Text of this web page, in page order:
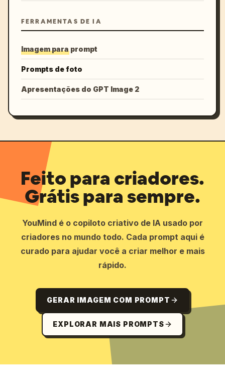
FERRAMENTAS DE IA
Imagem para prompt
Prompts de foto
Apresentações do GPT Image 2
Feito para criadores.
Grátis para sempre.
YouMind é o copiloto criativo de IA usado por
criadores no mundo todo. Cada prompt aqui é
curado para ajudar você a criar melhor e mais
rápido.
GERAR IMAGEM COM PROMPT
EXPLORAR MAIS PROMPTS